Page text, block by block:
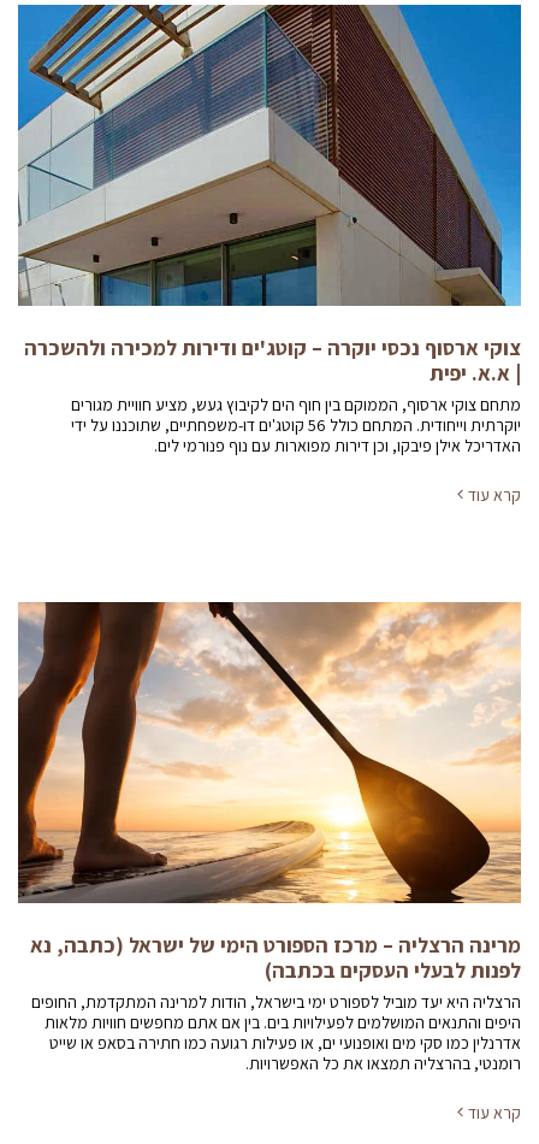
צוקי ארסוף נכסי יוקרה – קוטג'ים ודירות למכירה ולהשכרה
| א.א. יפית
מתחם צוקי ארסוף, הממוקם בין חוף הים לקיבוץ געש, מציע חוויית מגורים
יוקרתית וייחודית. המתחם כולל 56 קוטג'ים דו-משפחתיים, שתוכננו על ידי
האדריכל אילן פיבקו, וכן דירות מפוארות עם נוף פנורמי לים.
קרא עוד
מרינה הרצליה – מרכז הספורט הימי של ישראל (כתבה, נא
לפנות לבעלי העסקים בכתבה)
הרצליה היא יעד מוביל לספורט ימי בישראל, הודות למרינה המתקדמת, החופים
היפים והתנאים המושלמים לפעילויות בים. בין אם אתם מחפשים חוויות מלאות
אדרנלין כמו סקי מים ואופנועי ים, או פעילות רגועה כמו חתירה בסאפ או שייט
רומנטי, בהרצליה תמצאו את כל האפשרויות.
קרא עוד